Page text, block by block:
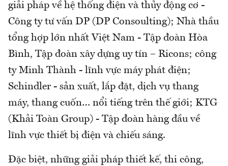
giải pháp về hệ thống điện và thủy động cơ -
Công ty tư vấn DP (DP Consoulting); Nhà thầu
tổng hợp lớn nhất Việt Nam - Tập đoàn Hòa
Bình, Tập đoàn xây dựng uy tín – Ricons; công
ty Minh Thành - lĩnh vực máy phát điện;
Schindler - sản xuất, lắp đặt, dịch vụ thang
máy, thang cuốn… nổi tiếng trên thế giới; KTG
(Khải Toàn Group) - Tập đoàn hàng đầu về
lĩnh vực thiết bị điện và chiếu sáng.
Đặc biệt, những giải pháp thiết kế, thi công,